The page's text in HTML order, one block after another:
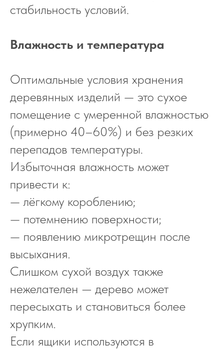
стабильность условий.
Влажность и температура
Оптимальные условия хранения
деревянных изделий — это сухое
помещение с умеренной влажностью
(примерно 40–60%) и без резких
перепадов температуры.
Избыточная влажность может
привести к:
— лёгкому короблению;
— потемнению поверхности;
— появлению микротрещин после
высыхания.
Слишком сухой воздух также
нежелателен — дерево может
пересыхать и становиться более
хрупким.
Если ящики используются в